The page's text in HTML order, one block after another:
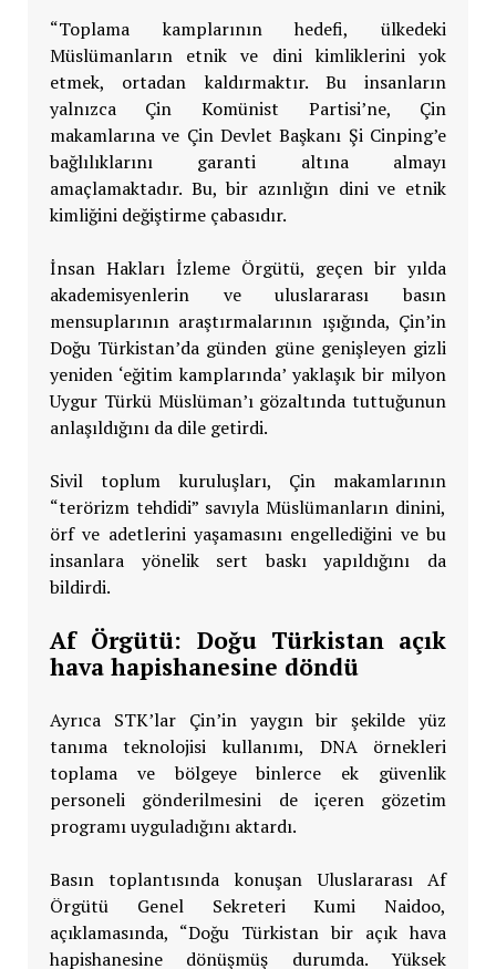
“Toplama kamplarının hedefi, ülkedeki
Müslümanların etnik ve dini kimliklerini yok
etmek, ortadan kaldırmaktır. Bu insanların
yalnızca Çin Komünist Partisi’ne, Çin
makamlarına ve Çin Devlet Başkanı Şi Cinping’e
bağlılıklarını garanti altına almayı
amaçlamaktadır. Bu, bir azınlığın dini ve etnik
kimliğini değiştirme çabasıdır.
İnsan Hakları İzleme Örgütü, geçen bir yılda
akademisyenlerin ve uluslararası basın
mensuplarının araştırmalarının ışığında, Çin’in
Doğu Türkistan’da günden güne genişleyen gizli
yeniden ‘eğitim kamplarında’ yaklaşık bir milyon
Uygur Türkü Müslüman’ı gözaltında tuttuğunun
anlaşıldığını da dile getirdi.
Sivil toplum kuruluşları, Çin makamlarının
“terörizm tehdidi” savıyla Müslümanların dinini,
örf ve adetlerini yaşamasını engellediğini ve bu
insanlara yönelik sert baskı yapıldığını da
bildirdi.
Af Örgütü: Doğu Türkistan açık
hava hapishanesine döndü
Ayrıca STK’lar Çin’in yaygın bir şekilde yüz
tanıma teknolojisi kullanımı, DNA örnekleri
toplama ve bölgeye binlerce ek güvenlik
personeli gönderilmesini de içeren gözetim
programı uyguladığını aktardı.
Basın toplantısında konuşan Uluslararası Af
Örgütü Genel Sekreteri Kumi Naidoo,
açıklamasında, “Doğu Türkistan bir açık hava
hapishanesine dönüşmüş durumda. Yüksek